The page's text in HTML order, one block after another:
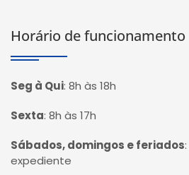
Horário de funcionamento
Seg à Qui: 8h às 18h
Sexta: 8h às 17h
Sábados, domingos e feriados:
expediente